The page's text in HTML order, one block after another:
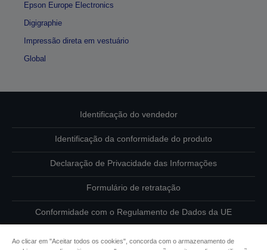
Epson Europe Electronics
Digigraphie
Impressão direta em vestuário
Global
Identificação do vendedor
Identificação da conformidade do produto
Declaração de Privacidade das Informações
Formulário de retratação
Conformidade com o Regulamento de Dados da UE
Ao clicar em "Aceitar todos os cookies", concorda com o armazenamento de